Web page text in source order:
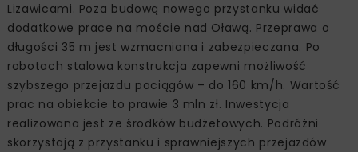
Lizawicami. Poza budową nowego przystanku widać
dodatkowe prace na moście nad Oławą. Przeprawa o
długości 35 m jest wzmacniana i zabezpieczana. Po
robotach stalowa konstrukcja zapewni możliwość
szybszego przejazdu pociągów – do 160 km/h. Wartość
prac na obiekcie to prawie 3 mln zł. Inwestycja
realizowana jest ze środków budżetowych. Podróżni
skorzystają z przystanku i sprawniejszych przejazdów